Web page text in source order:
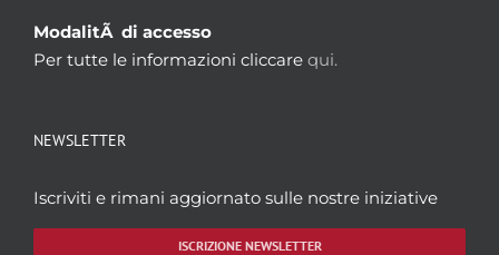
ModalitÃ di accesso
Per tutte le informazioni cliccare qui.
NEWSLETTER
Iscriviti e rimani aggiornato sulle nostre iniziative
ISCRIZIONE NEWSLETTER